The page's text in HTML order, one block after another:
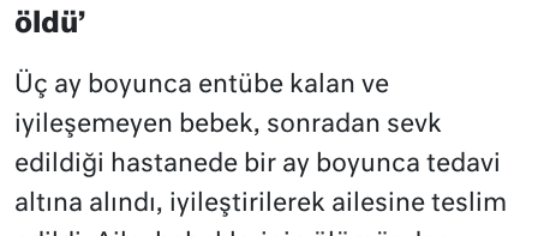
öldü’
Üç ay boyunca entübe kalan ve
iyileşemeyen bebek, sonradan sevk
edildiği hastanede bir ay boyunca tedavi
altına alındı, iyileştirilerek ailesine teslim